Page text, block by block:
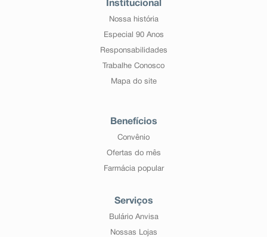
Institucional
Nossa história
Especial 90 Anos
Responsabilidades
Trabalhe Conosco
Mapa do site
Benefícios
Convênio
Ofertas do mês
Farmácia popular
Serviços
Bulário Anvisa
Nossas Lojas